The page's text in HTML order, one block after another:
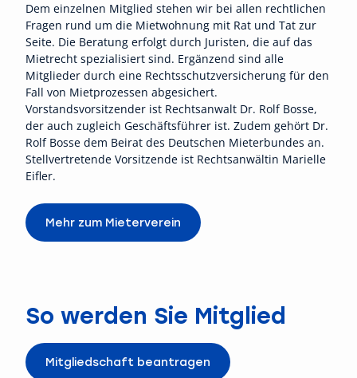
Mehr zum Mieterverein
Dem einzelnen Mitglied stehen wir bei allen rechtlichen
Fragen rund um die Mietwohnung mit Rat und Tat zur
Seite. Die Beratung erfolgt durch Juristen, die auf das
Mietrecht spezialisiert sind. Ergänzend sind alle
Mitglieder durch eine Rechtsschutzversicherung für den
Fall von Mietprozessen abgesichert.
Vorstandsvorsitzender ist Rechtsanwalt Dr. Rolf Bosse,
der auch zugleich Geschäftsführer ist. Zudem gehört Dr.
Rolf Bosse dem Beirat des Deutschen Mieterbundes an.
Stellvertretende Vorsitzende ist Rechtsanwältin Marielle
Eifler.
So werden Sie Mitglied
Mitgliedschaft beantragen